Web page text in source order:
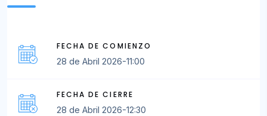
FECHA DE COMIENZO
28 de Abril 2026-11:00
FECHA DE CIERRE
28 de Abril 2026-12:30